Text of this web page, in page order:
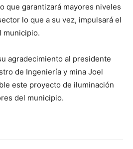
que garantizará mayores niveles
lo que a su vez, impulsará el
municipio.
agradecimiento al presidente
de Ingeniería y mina Joel
este proyecto de iluminación
del municipio.